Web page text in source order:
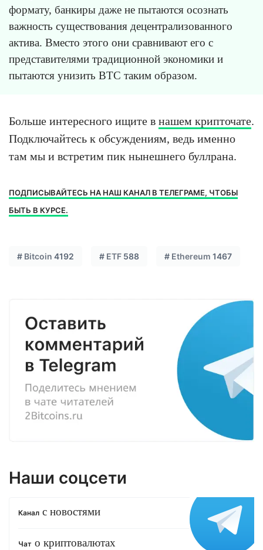
формату, банкиры даже не пытаются осознать
важность существования децентрализованного
актива. Вместо этого они сравнивают его с
представителями традиционной экономики и
пытаются унизить BTC таким образом.
Больше интересного ищите в нашем крипточате.
Подключайтесь к обсуждениям, ведь именно
там мы и встретим пик нынешнего буллрана.
ПОДПИСЫВАЙТЕСЬ НА НАШ КАНАЛ В ТЕЛЕГРАМЕ, ЧТОБЫ
БЫТЬ В КУРСЕ.
# Bitcoin 4192 # ETF 588 # Ethereum 1467
Наши соцсети
Канал с новостями
Чат о криптовалютах